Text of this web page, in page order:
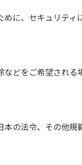
に、セキュリティ
どをご希望され
の法令、その他